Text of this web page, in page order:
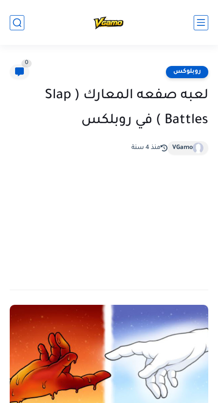
روبلوكس
0
لعبه صفعه المعارك ( Slap
Battles ) في روبلكس
VGamo منذ 4 سنة